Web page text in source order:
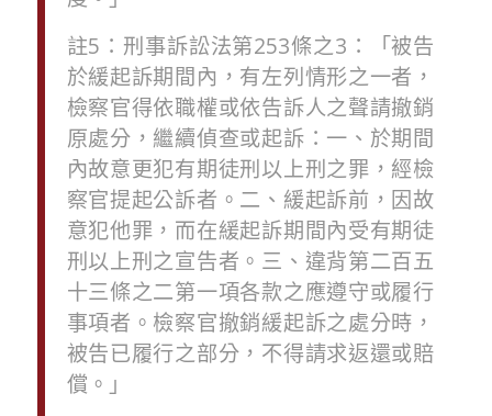
註5 ： 刑事訴訟法第253條之3 ： 「被告
於緩起訴期間內，有左列情形之一者，
檢察官得依職權或依告訴人之聲請撤銷
原處分，繼續偵查或起訴：一、於期間
內故意更犯有期徒刑以上刑之罪，經檢
察官提起公訴者。二、緩起訴前，因故
意犯他罪，而在緩起訴期間內受有期徒
刑以上刑之宣告者。三、違背第二百五
十三條之二第一項各款之應遵守或履行
事項者。檢察官撤銷緩起訴之處分時，
被告已履行之部分，不得請求返還或賠
償。 」